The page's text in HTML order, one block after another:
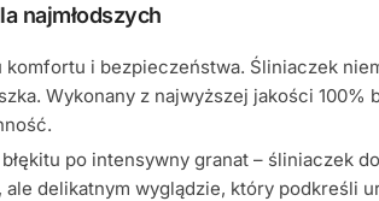
najmłodszych
i bezpieczeństwa. Śliniaczek
Wykonany z najwyższej jakości 100%
po intensywny granat – śliniaczek
delikatnym wyglądzie, który podkreśli